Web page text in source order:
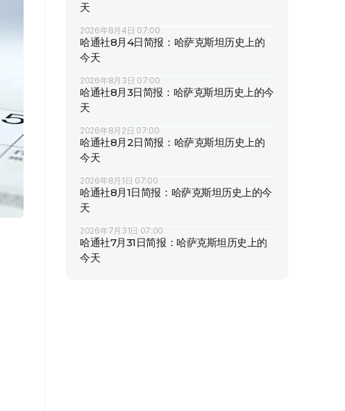
天
2026年8月4日 07:00
哈通社8月4日简报：哈萨克斯坦历史上的
今天
2026年8月3日 07:00
哈通社8月3日简报：哈萨克斯坦历史上的今
天
2026年8月2日 07:00
哈通社8月2日简报：哈萨克斯坦历史上的
今天
2026年8月1日 07:00
哈通社8月1日简报：哈萨克斯坦历史上的今
天
2026年7月31日 07:00
哈通社7月31日简报：哈萨克斯坦历史上的
今天